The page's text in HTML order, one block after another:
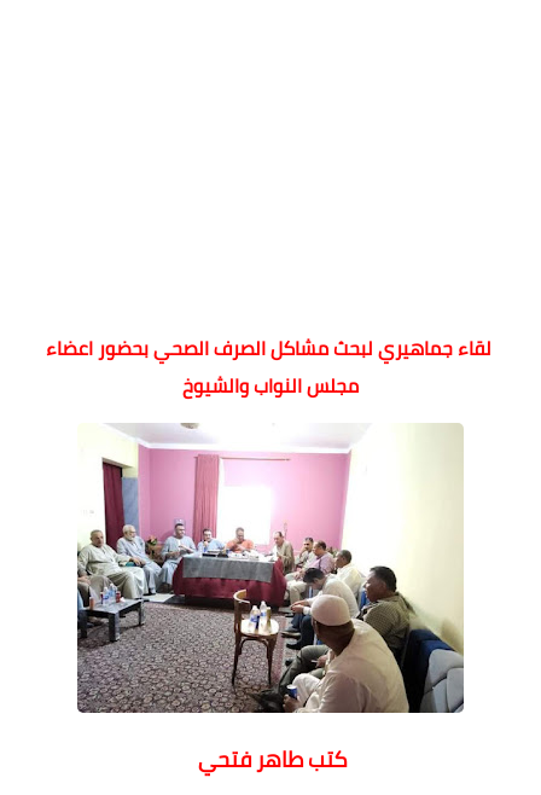
لقاءجماهيري لبحث مشاكل الصرف الصحي بحضور اعضاء
مجلس النواب والشيوخ
كتب طاهر فتحي